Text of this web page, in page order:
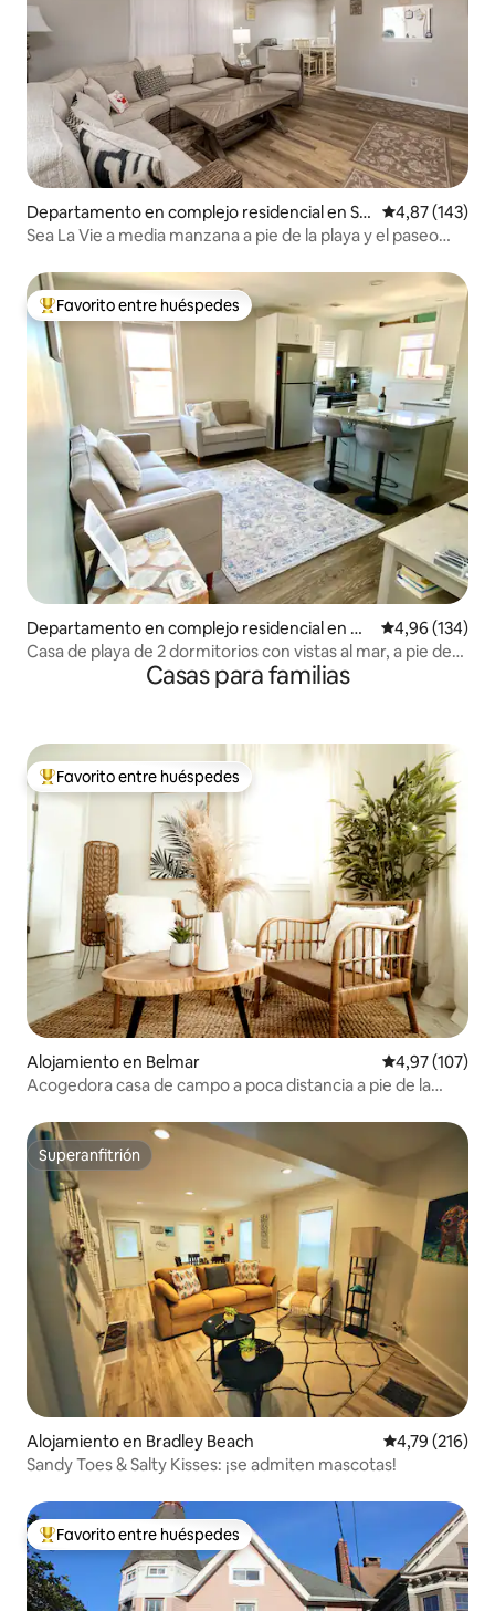
Departamento en complejo residencial en Se
aside Heights
Calificación
4,87 (143)
Sea La Vie a media manzana a pie de la playa y el paseo
Favorito entre los huéspedes más destacados
Favorito entre huéspedes
Departamento en complejo residencial en Hi
ghlands
Calificación
4,96 (134)
Casa de playa de 2 dormitorios con vistas al mar, a pie de
playa y vida nocturnaCasas para familias
Favorito entre los huéspedes más destacados
Favorito entre huéspedes
Alojamiento en Belmar Calificación
4,97 (107)
Acogedora casa de campo a poca distancia a pie de la
Superanfitrión
Superanfitrión
Alojamiento en Bradley Beach Calificación
4,79 (216)
Sandy Toes & Salty Kisses: ¡se admiten mascotas!
Favorito entre los huéspedes más destacados
Favorito entre huéspedes